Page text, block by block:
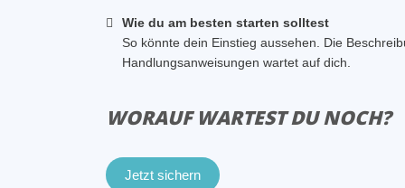
Wie du am besten starten solltest
So könnte dein Einstieg aussehen. Die
Handlungsanweisungen wartet auf dich.
WORAUF WARTEST DU NOCH?
Jetzt sichern